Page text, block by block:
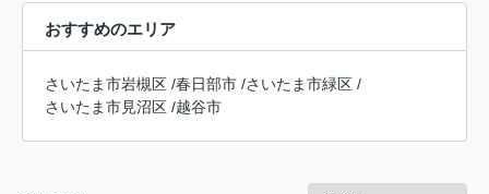
おすすめのエリア
さいたま市岩槻区 /春日部市 /さいたま市緑区 /
さいたま市見沼区 /越谷市